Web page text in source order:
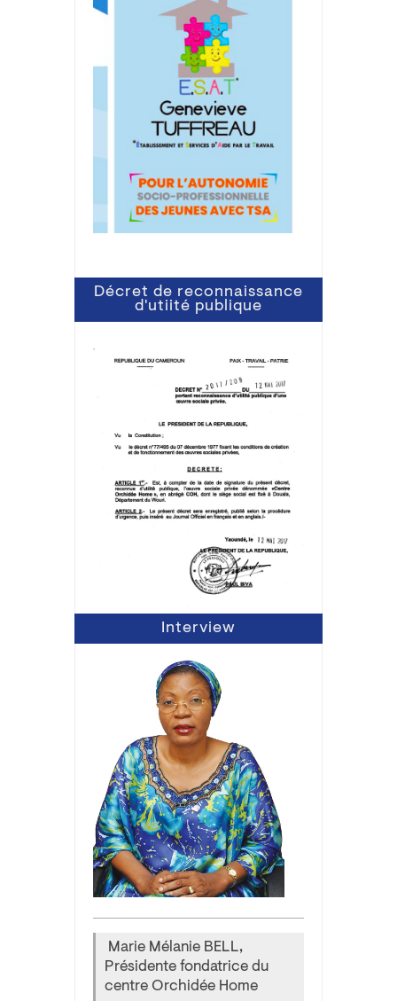
Décret de reconnaissance
d'utiité publique
Interview
Marie Mélanie BELL,
Présidente fondatrice du
centre Orchidée Home